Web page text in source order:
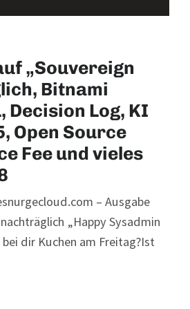
„Souvereign
Bitnami
Decision Log, KI
Open Source
Fee und vieles
– Ausgabe
„Happy Sysadmin
bei dir Kuchen am Freitag?Ist